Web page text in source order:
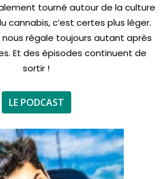
tourné autour de la culture
cannabis, c’est certes plus léger.
nous régale toujours autant après
Et des épisodes continuent de
sortir !
LE PODCAST